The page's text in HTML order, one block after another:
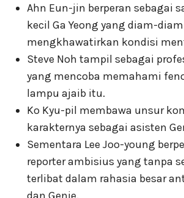
Ahn Eun-jin berperan sebagai
kecil Ga Yeong yang diam-diam
mengkhawatirkan kondisi
Steve Noh tampil sebagai
yang mencoba memahami
lampu ajaib itu.
Ko Kyu-pil membawa unsur
karakternya sebagai asisten
Sementara Lee Joo-young
reporter ambisius yang tanpa
terlibat dalam rahasia besar